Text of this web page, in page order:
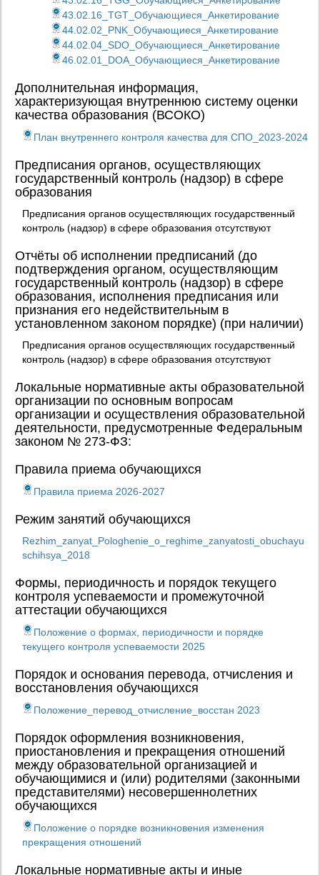
43.02.16_TGT_Обучающиеся_Анкетирование
44.02.02_PNK_Обучающиеся_Анкетирование
44.02.04_SDO_Обучающиеся_Анкетирование
46.02.01_DOA_Обучающиеся_Анкетирование
Дополнительная информация,
характеризующая внутреннюю систему оценки
качества образования (ВСОКО)
План внутреннего контроля качества для СПО_2023-2024
Предписания органов, осуществляющих
государственный контроль (надзор) в сфере
образования
Предписания органов осуществляющих государственный
контроль (надзор) в сфере образования отсутствуют
Отчёты об исполнении предписаний (до
подтверждения органом, осуществляющим
государственный контроль (надзор) в сфере
образования, исполнения предписания или
признания его недействительным в
установленном законом порядке) (при наличии)
Предписания органов осуществляющих государственный
контроль (надзор) в сфере образования отсутствуют
Локальные нормативные акты образовательной
организации по основным вопросам
организации и осуществления образовательной
деятельности, предусмотренные Федеральным
законом № 273-ФЗ:
Правила приема обучающихся
Правила приема 2026-2027
Режим занятий обучающихся
Rezhim_zanyat_Pologhenie_o_reghime_zanyatosti_obuchayu
schihsya_2018
Формы, периодичность и порядок текущего
контроля успеваемости и промежуточной
аттестации обучающихся
Положение о формах, периодичности и порядке
текущего контроля успеваемости 2025
Порядок и основания перевода, отчисления и
восстановления обучающихся
Положение_перевод_отчисление_восстан 2023
Порядок оформления возникновения,
приостановления и прекращения отношений
между образовательной организацией и
обучающимися и (или) родителями (законными
представителями) несовершеннолетних
обучающихся
Положение о порядке возникновения изменения
прекращения отношений
Локальные нормативные акты и иные